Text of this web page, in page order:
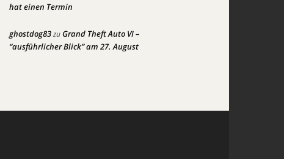
hat einen Termin
ghostdog83zuGrand Theft Auto VI –
“ausführlicher Blick” am 27. August